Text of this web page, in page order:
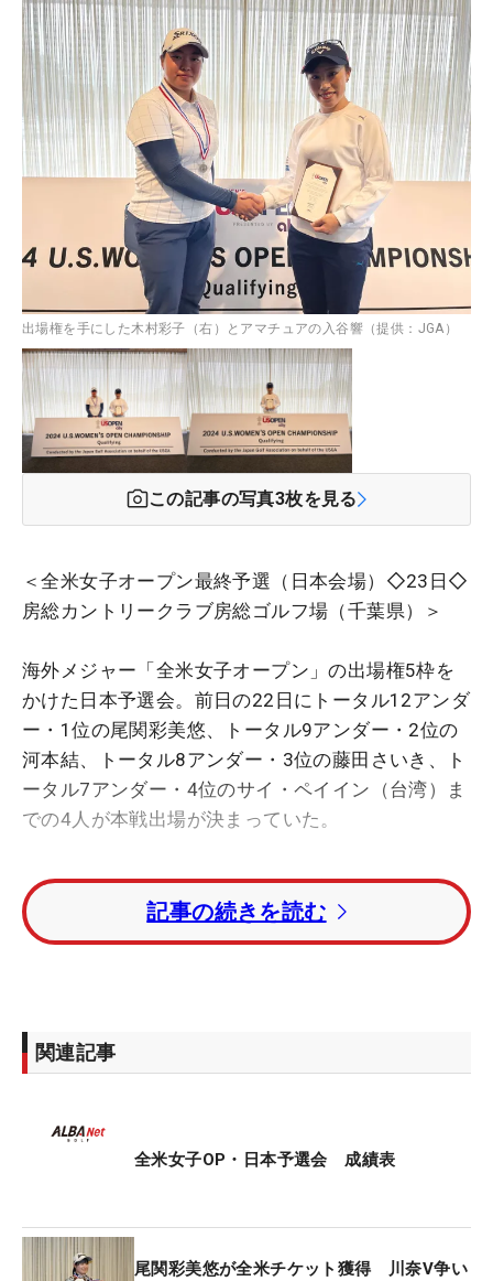
出場権を手にした木村彩子（右）とアマチュアの入谷響（提供：JGA）
この記事の写真3枚を見る
＜全米女子オープン最終予選（日本会場）◇23日◇
房総カントリークラブ房総ゴルフ場（千葉県）＞
海外メジャー「全米女子オープン」の出場権5枠を
かけた日本予選会。前日の22日にトータル12アンダ
ー・1位の尾関彩美悠、トータル9アンダー・2位の
河本結、トータル8アンダー・3位の藤田さいき、ト
ータル7アンダー・4位のサイ・ペイイン（台湾）ま
での4人が本戦出場が決まっていた。
トータル6アンダー・5位に並んだ木村彩子、アマチ
ュア・入谷響の残り1枠をかけたプレーオフは6ホー
ルでも決着がつかず、同予選会初の日没順延となっ
競技はの今朝午前6時30分から再開され、7ホール目
はともにパー。8ホール目は木村がバーディ、入谷
た。
記事の続きを読む
関連記事
全米女子OP・日本予選会 成績表
尾関彩美悠が全米チケット獲得 川奈V争い